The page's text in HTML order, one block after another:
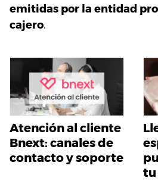
emitidas por la entidad
cajero.
Atención al cliente
Bnext: canales de
contacto y soporte
tu